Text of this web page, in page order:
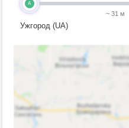
A
Ужгород (UA)
~ 31 м